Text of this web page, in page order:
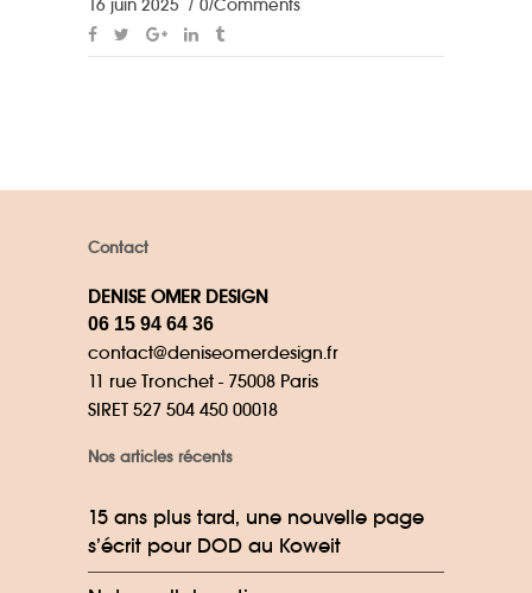
16 juin 2025 0 Comments
Contact
DENISE OMER DESIGN
06 15 94 64 36
contact@deniseomerdesign.fr
11 rue Tronchet - 75008 Paris
SIRET 527 504 450 00018
Nos articles récents
15 ans plus tard, une nouvelle page
s’écrit pour DOD au Koweit